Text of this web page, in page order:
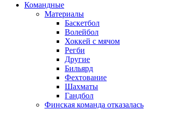
Командные
Материалы
Баскетбол
Волейбол
Хоккей с мячом
Регби
Другие
Бильярд
Фехтование
Шахматы
Гандбол
Финская команда отказалась